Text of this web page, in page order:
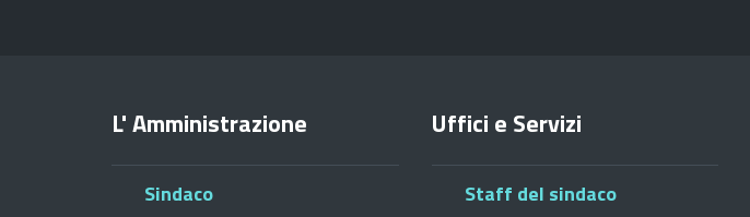
L' Amministrazione
Sindaco
Uffici e Servizi
Staff del sindaco